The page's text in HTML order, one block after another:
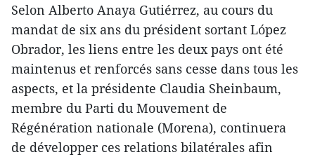
Selon Alberto Anaya Gutiérrez, au cours du
mandat de six ans du président sortant López
Obrador, les liens entre les deux pays ont été
maintenus et renforcés sans cesse dans tous les
aspects, et la présidente Claudia Sheinbaum,
membre du Parti du Mouvement de
Régénération nationale (Morena), continuera
de développer ces relations bilatérales afin